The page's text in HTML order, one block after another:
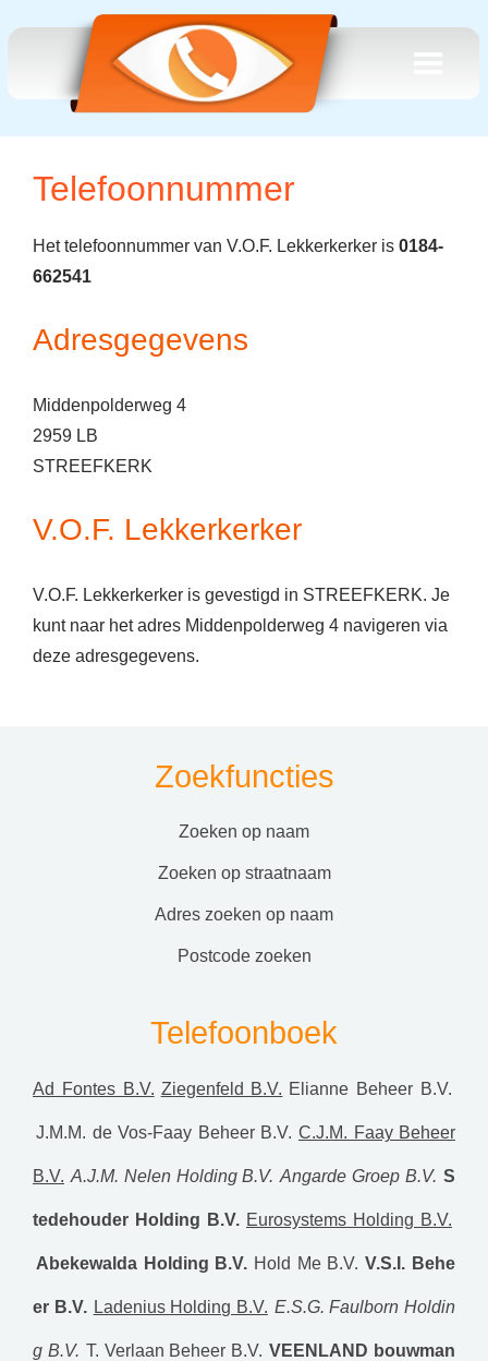
Telefoonnummer
Het telefoonnummer van V.O.F. Lekkerkerker is 0184-
662541
Adresgegevens
Middenpolderweg 4
2959 LB
STREEFKERK
V.O.F. Lekkerkerker
V.O.F. Lekkerkerker is gevestigd in STREEFKERK. Je
kunt naar het adres Middenpolderweg 4 navigeren via
deze adresgegevens.
Zoekfuncties
zoeken op naam
zoeken op straatnaam
adres zoeken op naam
postcode zoeken
Telefoonboek
Ad Fontes B.V. Ziegenfeld B.V. Elianne Beheer B.V.
J.M.M. de Vos-Faay Beheer B.V. C.J.M. Faay Beheer
B.V. A.J.M. Nelen Holding B.V. Angarde Groep B.V. S
tedehouder Holding B.V. Eurosystems Holding B.V.
Abekewalda Holding B.V. Hold Me B.V. V.S.I. Behe
er B.V. Ladenius Holding B.V. E.S.G. Faulborn Holdin
g B.V. T. Verlaan Beheer B.V. VEENLAND bouwman